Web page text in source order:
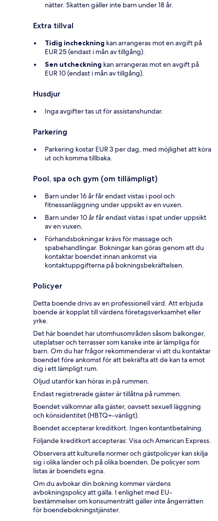
nätter. Skatten gäller inte barn under 18 år.
Extra tillval
Tidig incheckning kan arrangeras mot en avgift på
EUR 25 (endast i mån av tillgång).
Sen utcheckning kan arrangeras mot en avgift på
EUR 10 (endast i mån av tillgång).
Husdjur
Inga avgifter tas ut för assistanshundar.
Parkering
Parkering kostar EUR 3 per dag, med möjlighet att köra
ut och komma tillbaka.
Pool, spa och gym (om tillämpligt)
Barn under 16 år får endast vistas i pool och
fitnessanläggning under uppsikt av en vuxen.
Barn under 10 år får endast vistas i spat under uppsikt
av en vuxen.
Förhandsbokningar krävs för massage och
spabehandlingar. Bokningar kan göras genom att du
kontaktar boendet innan ankomst via
kontaktuppgifterna på bokningsbekräftelsen.
Policyer
Detta boende drivs av en professionell värd. Att erbjuda
boende är kopplat till värdens företagsverksamhet eller
yrke.
Det här boendet har utomhusområden såsom balkonger,
uteplatser och terrasser som kanske inte är lämpliga för
barn. Om du har frågor rekommenderar vi att du kontaktar
boendet före ankomst för att bekräfta att de kan ta emot
dig i ett lämpligt rum.
Oljud utanför kan höras in på rummen.
Endast registrerade gäster är tillåtna på rummen.
Boendet välkomnar alla gäster, oavsett sexuell läggning
och könsidentitet (HBTQ+-vänligt).
Boendet accepterar kreditkort. Ingen kontantbetalning.
Följande kreditkort accepteras: Visa och American Express.
Observera att kulturella normer och gästpolicyer kan skilja
sig i olika länder och på olika boenden. De policyer som
listas är boendets egna.
Om du avbokar din bokning kommer värdens
avbokningspolicy att gälla. I enlighet med EU-
bestämmelser om konsumenträtt gäller inte ångerrätten
för boendebokningstjänster.